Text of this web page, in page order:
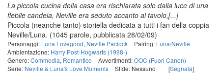
La piccola cucina della casa era rischiarata solo dalla luce di una
flebile candela, Neville era seduto accanto al tavolo,[...]
Piccola (neanche tanto) storiella dedicata a tutti i fan della coppia
Neville/Luna. (1045 parole, pubblicata 28/02/09)
Personaggi: Luna Lovegood, Neville Paciock Pairing: Luna/Neville
Ambientazione: Harry Post-Hogwarts (1998-)
Genere:Commedia, Romantico Avvertimenti:OOC (Fuori Canon)
Serie: Neville & Luna's Love Moments Sfide: Nessuno [Segnala]